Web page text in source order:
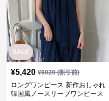
SALE
¥5,420 ¥6020(割引前)
ロングワンピース 新作おしゃれ
韓国風ノースリーブワンピース